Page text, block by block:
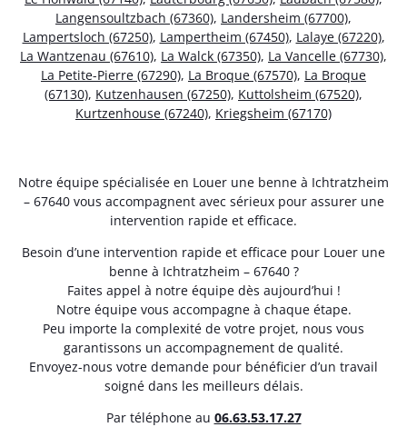
Langensoultzbach (67360), Landersheim (67700),
Lampertsloch (67250), Lampertheim (67450), Lalaye (67220),
La Wantzenau (67610), La Walck (67350), La Vancelle (67730),
La Petite-Pierre (67290), La Broque (67570), La Broque
(67130), Kutzenhausen (67250), Kuttolsheim (67520),
Kurtzenhouse (67240), Kriegsheim (67170)
Notre équipe spécialisée en Louer une benne à Ichtratzheim
– 67640 vous accompagnent avec sérieux pour assurer une
intervention rapide et efficace.
Besoin d’une intervention rapide et efficace pour Louer une
benne à Ichtratzheim – 67640 ?
Faites appel à notre équipe dès aujourd’hui !
Notre équipe vous accompagne à chaque étape.
Peu importe la complexité de votre projet, nous vous
garantissons un accompagnement de qualité.
Envoyez-nous votre demande pour bénéficier d’un travail
soigné dans les meilleurs délais.
Par téléphone au 06.63.53.17.27